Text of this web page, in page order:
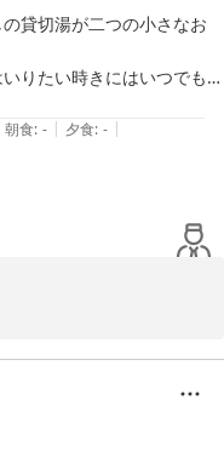
貸切湯が二つの小さなお
りたい時きにはいつでもは
どめの就寝前に一風呂。朝
がルーティン。
らくポカポカ余韻に浸る。
のでなにを食べるか考える
朝食: - | 夕食: - |